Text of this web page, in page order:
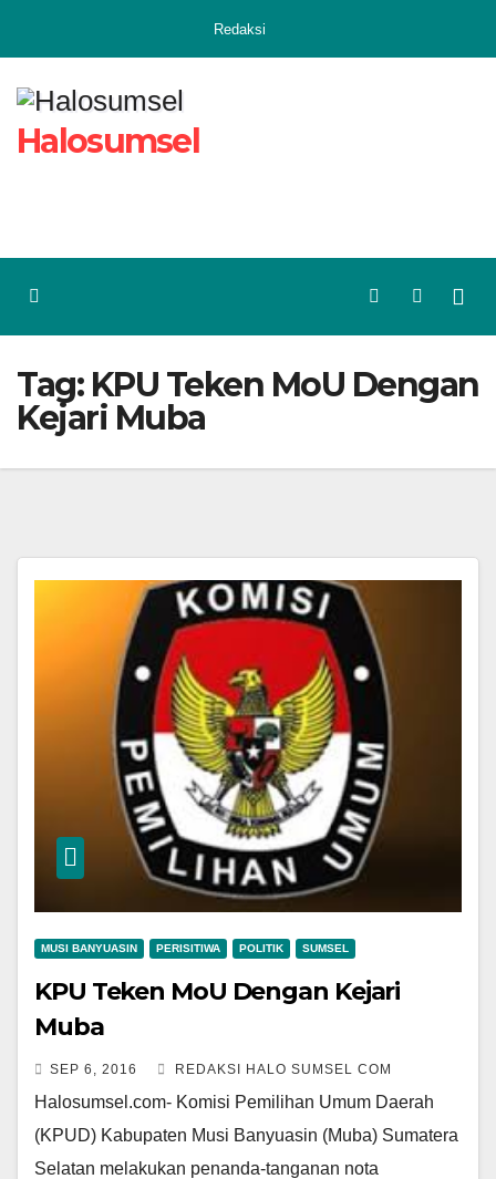
Redaksi
Halosumsel
Tag: KPU Teken MoU Dengan
Kejari Muba
MUSI BANYUASIN PERISITIWA POLITIK SUMSEL
KPU Teken MoU Dengan Kejari
Muba
SEP 6, 2016 REDAKSI HALO SUMSEL COM
Halosumsel.com- Komisi Pemilihan Umum Daerah
(KPUD) Kabupaten Musi Banyuasin (Muba) Sumatera
Selatan melakukan penanda-tanganan nota